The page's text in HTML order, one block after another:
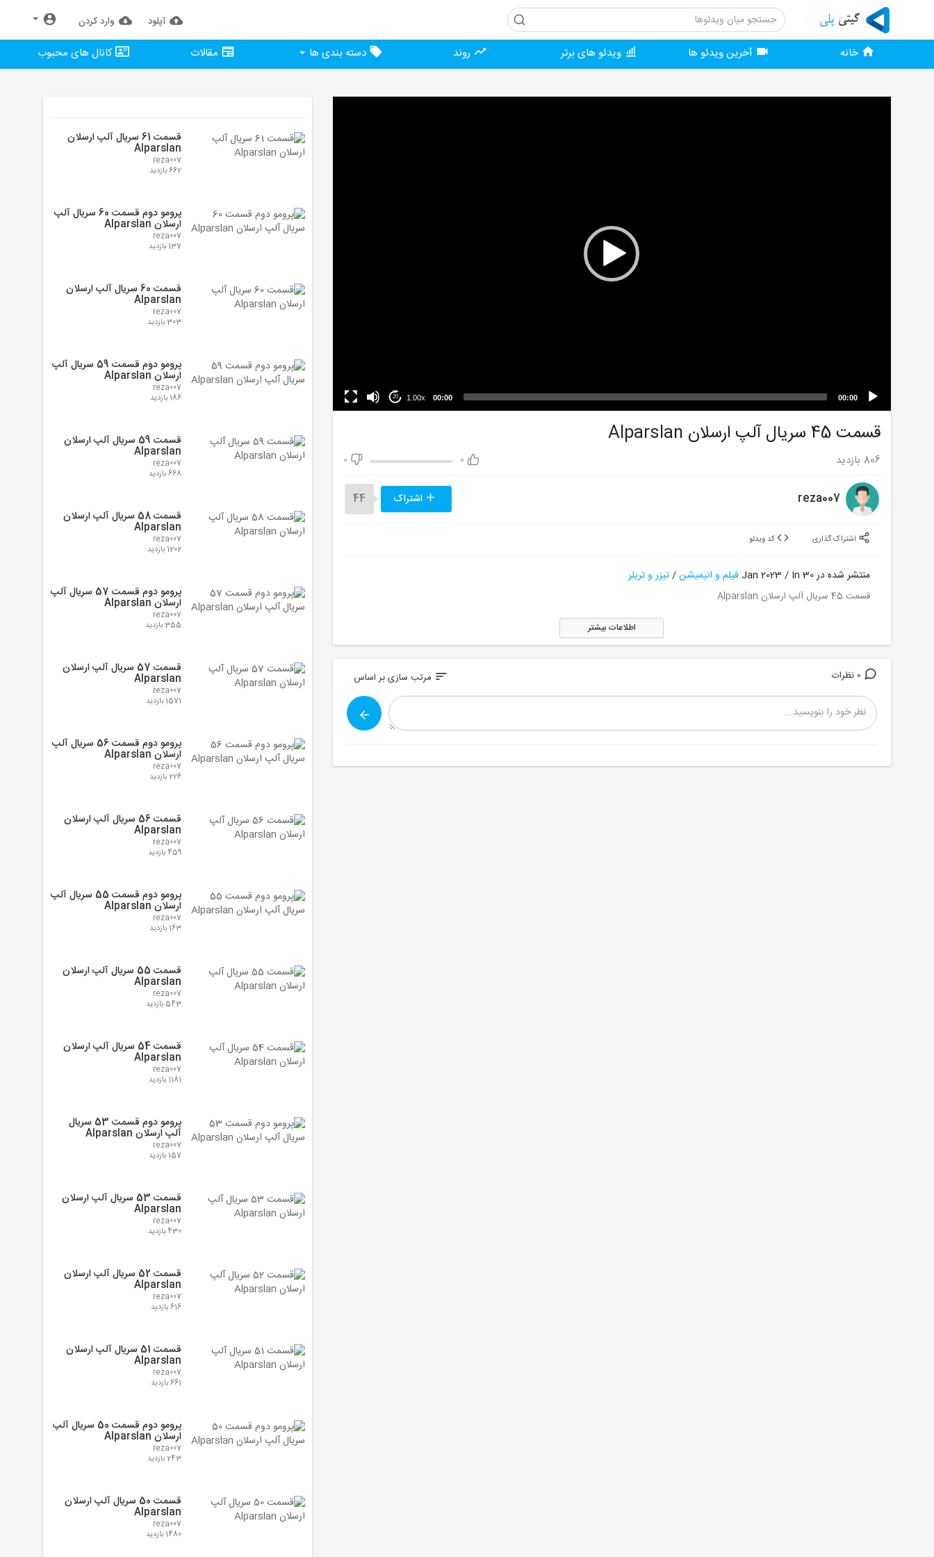
آپلود وارد كردن
خانه آخرین ویدئو ها ویدئو های برتر روند دسته بندی ها مقالات کانال های محبوب
00:00
00:00
1.00x
20
قسمت 61 سریال آلپ ارسلان
Alparslan
reza007
662 بازدید
پرومو دوم قسمت 60 سریال آلپ
ارسلان Alparslan
reza007
137 بازدید
قسمت 60 سریال آلپ ارسلان
Alparslan
reza007
303 بازدید
پرومو دوم قسمت 59 سریال آلپ
ارسلان Alparslan
reza007
186 بازدید
قسمت 59 سریال آلپ ارسلان
Alparslan
reza007
668 بازدید
قسمت 58 سریال آلپ ارسلان
Alparslan
reza007
1202 بازدید
پرومو دوم قسمت 57 سریال آلپ
ارسلان Alparslan
reza007
355 بازدید
قسمت 57 سریال آلپ ارسلان
Alparslan
reza007
1571 بازدید
پرومو دوم قسمت 56 سریال آلپ
ارسلان Alparslan
reza007
226 بازدید
قسمت 56 سریال آلپ ارسلان
Alparslan
reza007
459 بازدید
پرومو دوم قسمت 55 سریال آلپ
ارسلان Alparslan
reza007
163 بازدید
قسمت 55 سریال آلپ ارسلان
Alparslan
reza007
543 بازدید
قسمت 54 سریال آلپ ارسلان
Alparslan
reza007
1181 بازدید
پرومو دوم قسمت 53 سریال
آلپ ارسلان Alparslan
reza007
157 بازدید
قسمت 53 سریال آلپ ارسلان
Alparslan
reza007
430 بازدید
قسمت 52 سریال آلپ ارسلان
Alparslan
reza007
616 بازدید
قسمت 51 سریال آلپ ارسلان
Alparslan
reza007
661 بازدید
پرومو دوم قسمت 50 سریال آلپ
ارسلان Alparslan
reza007
243 بازدید
قسمت 50 سریال آلپ ارسلان
Alparslan
reza007
1480 بازدید
قسمت 45 سریال آلپ ارسلان Alparslan
0
0 806 بازدید
reza007 اشتراک 44
منتشر شده در 30 Jan 2023 / In فیلم و انیمیشن/تیزر و تریلر
قسمت 45 سریال آلپ ارسلان Alparslan
اطلاعات بیشتر
sort مرتب سازی بر اساس